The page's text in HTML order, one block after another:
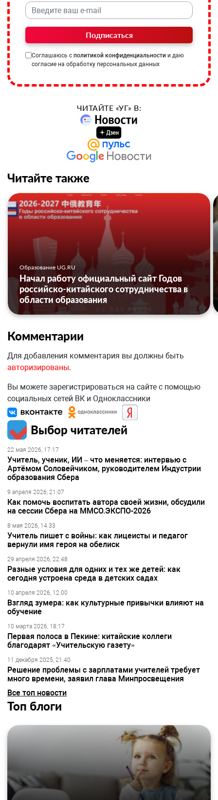
Подписаться
Соглашаюсь с политикой конфиденциальности и даю
согласие на обработку персональных данных
ЧИТАЙТЕ «УГ» В:
Читайте также
Образование UG.RU
Начал работу официальный сайт Годов
российско-китайского сотрудничества в
области образования
Комментарии
Для добавления комментария вы должны быть
авторизированы.
Вы можете зарегистрироваться на сайте с помощью
социальных сетей ВК и Одноклассники
Выбор читателей
22 мая 2026, 17:17
Учитель, ученик, ИИ – что меняется: интервью с
Артёмом Соловейчиком, руководителем Индустрии
образования Сбера
9 апреля 2026, 21:07
Как помочь воспитать автора своей жизни, обсудили
на сессии Сбера на ММСО.ЭКСПО-2026
8 мая 2026, 14:33
Учитель пишет с войны: как лицеисты и педагог
вернули имя героя на обелиск
29 апреля 2026, 22:48
Разные условия для одних и тех же детей: как
сегодня устроена среда в детских садах
10 апреля 2026, 12:00
Взгляд зумера: как культурные привычки влияют на
обучение
10 марта 2026, 18:17
Первая полоса в Пекине: китайские коллеги
благодарят «Учительскую газету»
11 декабря 2025, 21:40
Решение проблемы с зарплатами учителей требует
много времени, заявил глава Минпросвещения
Все топ новости
Топ блоги